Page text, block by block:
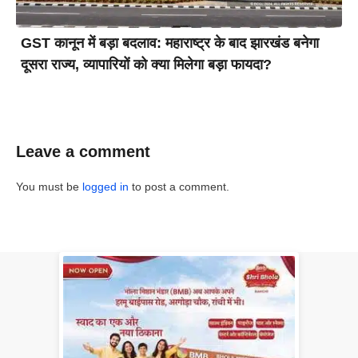
GST कानून में बड़ा बदलाव: महाराष्ट्र के बाद झारखंड बनेगा
दूसरा राज्य, व्यापारियों को क्या मिलेगा बड़ा फायदा?
Leave a comment
You must be logged in to post a comment.